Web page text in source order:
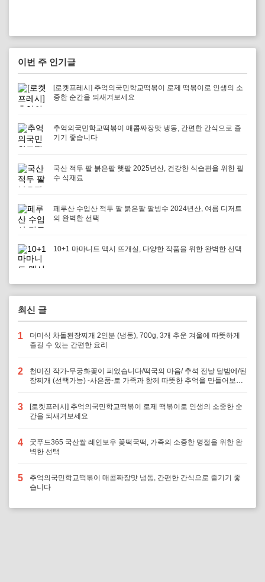
이번 주 인기글
[로켓프레시] 추억의국민학교떡볶이 로제 떡볶이로 인생의 소
중한 순간을 되새겨보세요
추억의국민학교떡볶이 매콤짜장맛 냉동, 간편한 간식으로 즐
기기 좋습니다
국산 적두 팥 붉은팥 햇팥 2025년산, 건강한 식습관을 위한 필
수 식재료
페루산 수입산 적두 팥 붉은팥 팥빙수 2024년산, 여름 디저트
의 완벽한 선택
10+1 마마니트 맥시 뜨개실, 다양한 작품을 위한 완벽한 선택
최신 글
1
더미식 차돌된장찌개 2인분 (냉동), 700g, 3개 추운 겨울에 따뜻하게
즐길 수 있는 간편한 요리
2
천미진 작가-무궁화꽃이 피었습니다/떡국의 마음/ 추석 전날 달밤에/된
장찌개 (선택가능) -사은품-로 가족과 함께 따뜻한 추억을 만들어보세
3
[로켓프레시] 추억의국민학교떡볶이 로제 떡볶이로 인생의 소중한 순
간을 되새겨보세요
4
굿푸드365 국산쌀 레인보우 꽃떡국떡, 가족의 소중한 명절을 위한 완
벽한 선택
5
추억의국민학교떡볶이 매콤짜장맛 냉동, 간편한 간식으로 즐기기 좋
습니다